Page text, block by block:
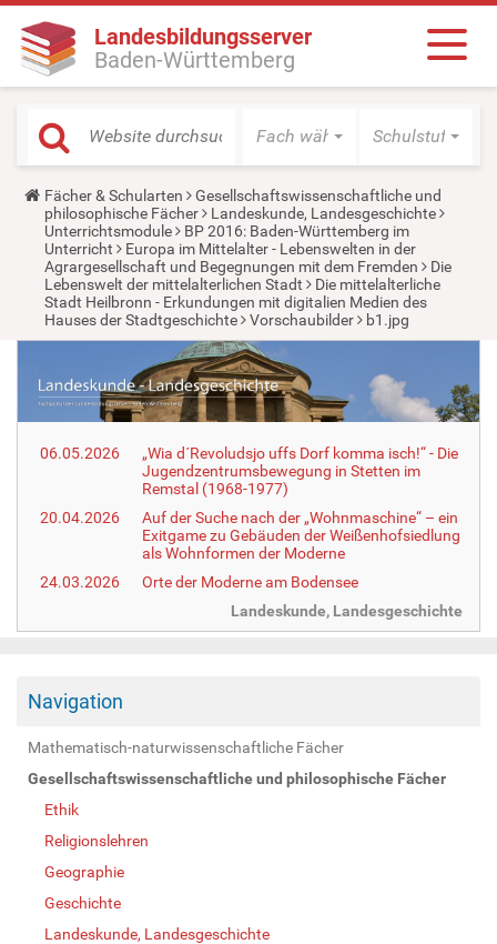
Landesbildungsserver
Baden-Württemberg
Fach wählen Schulstufe
Y
o
u
a
r
e
h
e
r
Fächer & Schularten
Gesellschaftswissenschaftliche und
philosophische Fächer
Landeskunde, Landesgeschichte
Unterrichtsmodule
BP 2016: Baden-Württemberg im
Unterricht
Europa im Mittelalter - Lebenswelten in der
Agrargesellschaft und Begegnungen mit dem Fremden
Die
Lebenswelt der mittelalterlichen Stadt
Die mittelalterliche
Stadt Heilbronn - Erkundungen mit digitalien Medien des
Hauses der Stadtgeschichte
Vorschaubilder b1.jpg
06.05.2026
„Wia d´Revoludsjo uffs Dorf komma isch!“ - Die
Jugendzentrumsbewegung in Stetten im
Remstal (1968-1977)
20.04.2026
Auf der Suche nach der „Wohnmaschine“ – ein
Exitgame zu Gebäuden der Weißenhofsiedlung
als Wohnformen der Moderne
24.03.2026
Orte der Moderne am Bodensee
Landeskunde, Landesgeschichte
Navigation
Mathematisch-naturwissenschaftliche Fächer
Gesellschaftswissenschaftliche und philosophische Fächer
Ethik
Religionslehren
Geographie
Geschichte
Landeskunde, Landesgeschichte